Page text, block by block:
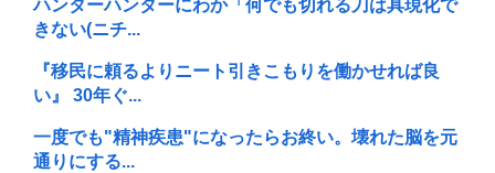
ハンターハンターにわか「何でも切れる刀は具現化で
きない(ニチ...
『移民に頼るよりニート引きこもりを働かせれば良
い』 30年ぐ...
一度でも"精神疾患"になったらお終い。壊れた脳を元
通りにする...